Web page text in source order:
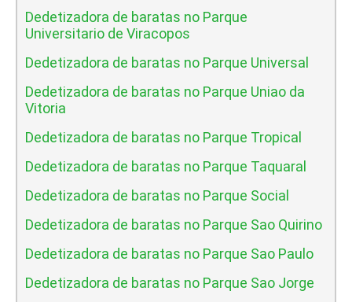
Dedetizadora de baratas no Parque
Universitario de Viracopos
Dedetizadora de baratas no Parque Universal
Dedetizadora de baratas no Parque Uniao da
Vitoria
Dedetizadora de baratas no Parque Tropical
Dedetizadora de baratas no Parque Taquaral
Dedetizadora de baratas no Parque Social
Dedetizadora de baratas no Parque Sao Quirino
Dedetizadora de baratas no Parque Sao Paulo
Dedetizadora de baratas no Parque Sao Jorge